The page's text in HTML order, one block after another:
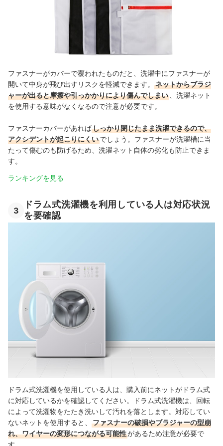
ファスナーがカバーで覆われたものだと、洗濯中にファスナーが
開いて中身が飛び出すリスクを軽減できます。
ネットからブラジ
ャーが出ると摩擦や引っかかりにより傷んでしまい
、洗濯ネット
を使用する意味がなくなるので注意が必要です。
ファスナーカバーがあればしっかり閉じたまま洗濯できるので、
アクシデントが起こりにくいでしょう。ファスナーが洗濯槽に当
たって傷むのも防げるため、洗濯ネット自体の劣化も防止できま
す。
ランキングを見る
3
ドラム式洗濯機を利用している人は対応状況
を要確認
ドラム式洗濯機を使用している人は、購入前にネットがドラム式
に対応しているかを確認してください。ドラム式洗濯機は、回転
によって洗濯物をたたき洗いして汚れを落とします。対応してい
ないネットを使用すると、
ファスナーの破損やブラジャーの型崩
れ、ワイヤーの変形につながる可能性があるため注意が必要で